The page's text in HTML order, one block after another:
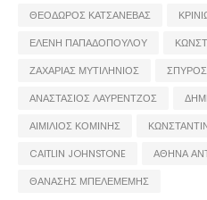
ΘΕΟΔΩΡΟΣ ΚΑΤΣΑΝΕΒΑΣ
ΕΛΕΝΗ ΠΑΠΑΔΟΠΟΥΛΟΥ
ΖΑΧΑΡΙΑΣ ΜΥΤΙΛΗΝΙΟΣ
ΣΠΥΡΟΣ
ΑΝΑΣΤΑΣΙΟΣ ΛΑΥΡΕΝΤΖΟΣ
ΑΙΜΙΛΙΟΣ ΚΟΜΙΝΗΣ
CAITLIN JOHNSTONE
ΑΘΗΝΑ
ΘΑΝΑΣΗΣ ΜΠΕΛΕΜΕΜΗΣ